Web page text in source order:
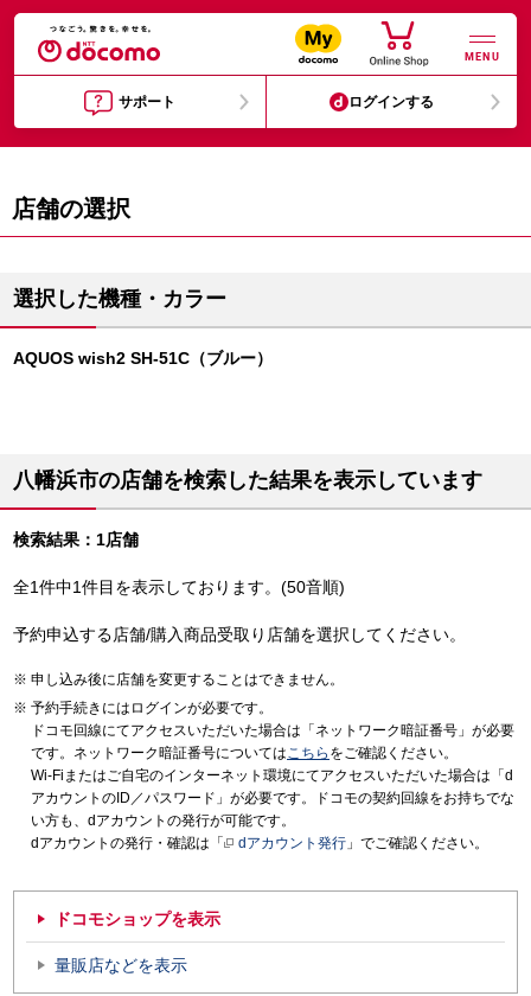
MENU
サポート ログインする
店舗の選択
選択した機種・カラー
AQUOS wish2 SH-51C（ブルー）
八幡浜市の店舗を検索した結果を表示しています
検索結果：1店舗
全1件中1件目を表示しております。(50音順)
予約申込する店舗/購入商品受取り店舗を選択してください。
申し込み後に店舗を変更することはできません。
予約手続きにはログインが必要です。
ドコモ回線にてアクセスいただいた場合は「ネットワーク暗証番号」が必要
です。ネットワーク暗証番号についてはこちら をご確認ください。
Wi-Fiまたはご自宅のインターネット環境にてアクセスいただいた場合は「d
アカウントのID／パスワード」が必要です。ドコモの契約回線をお持ちでな
い方も、dアカウントの発行が可能です。
dアカウントの発行・確認は「
dアカウント発行 」でご確認ください。
ドコモショップを表示
量販店などを表示